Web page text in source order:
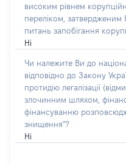
високим рівнем
переліком, затвердженим
питань запобігання
Ні
Чи належите Ви до
відповідно до Закону
протидію легалізації
злочинним шляхом,
фінансуванню
знищення"?
Ні